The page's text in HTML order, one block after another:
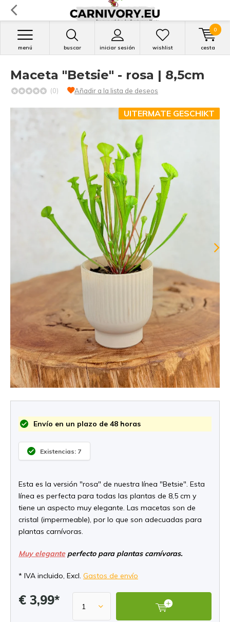
buscar iniciar sesión
menú wishlist cesta
0
Maceta "Betsie" - rosa | 8,5cm
(0) Añadir a la lista de deseos
UITERMATE GESCHIKT
Envío en un plazo de 48 horas
Existencias: 7
Esta es la versión "rosa" de nuestra línea "Betsie". Esta
línea es perfecta para todas las plantas de 8,5 cm y
tiene un aspecto muy elegante. Las macetas son de
cristal (impermeable), por lo que son adecuadas para
plantas carnívoras.
Muy eleganteperfecto para plantas carnívoras.
* IVA incluido, Excl. Gastos de envío
€ 3,99*